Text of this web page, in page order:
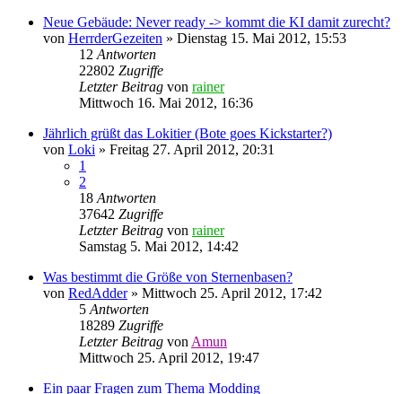
Neue Gebäude: Never ready -> kommt die KI damit zurecht?
von HerrderGezeiten » Dienstag 15. Mai 2012, 15:53
12 Antworten
22802 Zugriffe
Letzter Beitrag von rainer
Mittwoch 16. Mai 2012, 16:36
Jährlich grüßt das Lokitier (Bote goes Kickstarter?)
von Loki » Freitag 27. April 2012, 20:31
1
2
18 Antworten
37642 Zugriffe
Letzter Beitrag von rainer
Samstag 5. Mai 2012, 14:42
Was bestimmt die Größe von Sternenbasen?
von RedAdder» Mittwoch 25. April 2012, 17:42
5 Antworten
18289 Zugriffe
Letzter Beitrag von Amun
Mittwoch 25. April 2012, 19:47
Ein paar Fragen zum Thema Modding